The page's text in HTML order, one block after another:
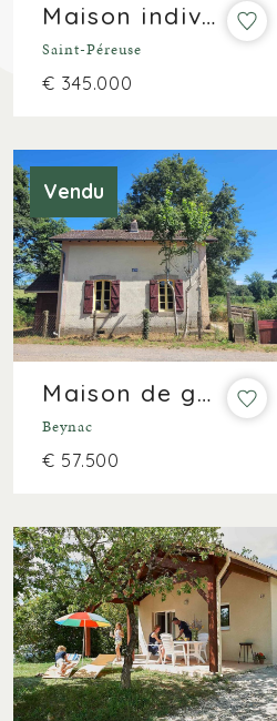
Maison individuelle avec piscine et garage pour camping-car sur ± 7 500 m²
Saint-Péreuse
€ 345.000
Vendu
Maison de gardien de chemin de fer !
Beynac
€ 57.500